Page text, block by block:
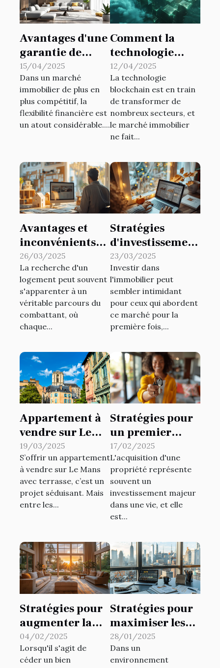
Avantages d'une
garantie de
loyer flexible
sans dépôt
initial
15/04/2025
Dans un marché
immobilier de plus en
plus compétitif, la
flexibilité financière est
un atout considérable....
Comment la
technologie
blockchain
révolutionne le
marché
immobilier
12/04/2025
La technologie
blockchain est en train
de transformer de
nombreux secteurs, et
le marché immobilier
ne fait...
Avantages et
inconvénients
de la location via
une agence
immobilière
26/03/2025
La recherche d'un
logement peut souvent
s'apparenter à un
véritable parcours du
combattant, où
chaque...
Stratégies
d'investissement
immobilier pour
débutants sur le
marché français
23/03/2025
Investir dans
l'immobilier peut
sembler intimidant
pour ceux qui abordent
ce marché pour la
première fois,...
Appartement à
vendre sur Le
Mans avec
terrasse : quel
budget prévoir ?
19/03/2025
S’offrir un appartement
à vendre sur Le Mans
avec terrasse, c’est un
projet séduisant. Mais
entre les...
Stratégies pour
un premier
achat
immobilier
réussi
17/02/2025
L'acquisition d'une
propriété représente
souvent un
investissement majeur
dans une vie, et elle
est...
Stratégies pour
augmenter la
valeur de votre
bien avant la
04/02/2025
Lorsqu'il s'agit de
céder un bien
Stratégies pour
maximiser les
rendements des
placements en
28/01/2025
Dans un
environnement